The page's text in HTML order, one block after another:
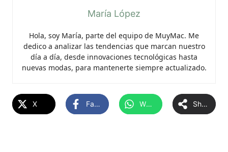
María López
Hola, soy María, parte del equipo de MuyMac. Me
dedico a analizar las tendencias que marcan nuestro
día a día, desde innovaciones tecnológicas hasta
nuevas modas, para mantenerte siempre actualizado.
X Facebook WhatsApp Share